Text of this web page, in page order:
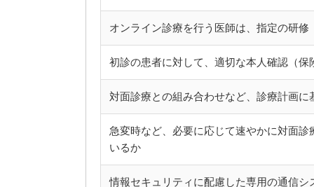
オンライン診療を行う医師は、指定の研
初診の患者に対して、適切な本人確認（
対面診療との組み合わせなど、診療計画
急変時など、必要に応じて速やかに対面
いるか
情報セキュリティに配慮した専用の通信